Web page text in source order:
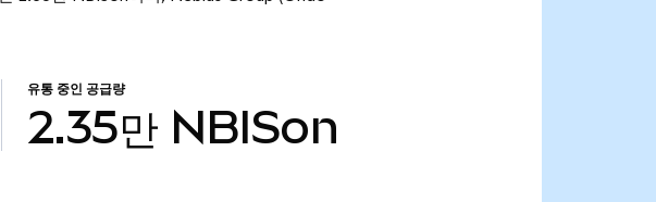
유통 중인 공급량
2.35만 NBISon